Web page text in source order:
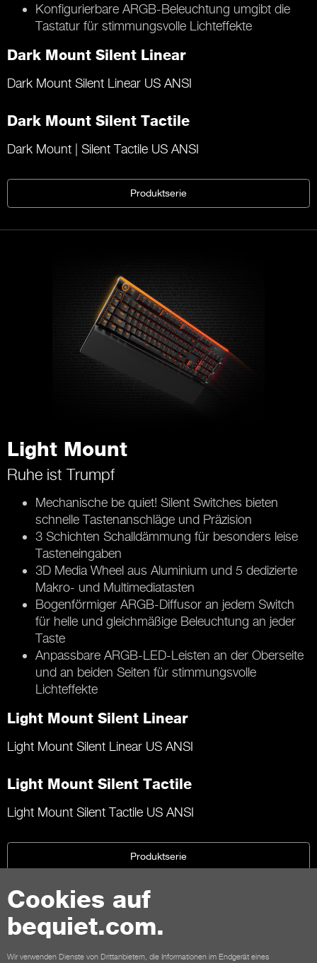
Cookies auf
bequiet.com.
Wir verwenden Dienste von Drittanbietern, die Informationen im Endgerät eines
Konfigurierbare ARGB-Beleuchtung umgibt die
Tastatur für stimmungsvolle Lichteffekte
Dark Mount Silent Linear
Dark Mount Silent Linear US ANSI
Dark Mount Silent Tactile
Dark Mount | Silent Tactile US ANSI
Produktserie
Light Mount
Ruhe ist Trumpf
Mechanische be quiet! Silent Switches bieten
schnelle Tastenanschläge und Präzision
3 Schichten Schalldämmung für besonders leise
Tasteneingaben
3D Media Wheel aus Aluminium und 5 dedizierte
Makro- und Multimediatasten
Bogenförmiger ARGB-Diffusor an jedem Switch
für helle und gleichmäßige Beleuchtung an jeder
Taste
Anpassbare ARGB-LED-Leisten an der Oberseite
und an beiden Seiten für stimmungsvolle
Lichteffekte
Light Mount Silent Linear
Light Mount Silent Linear US ANSI
Light Mount Silent Tactile
Light Mount Silent Tactile US ANSI
Produktserie
Kontakt